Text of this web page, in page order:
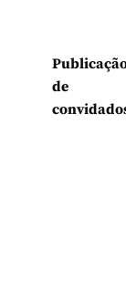
de